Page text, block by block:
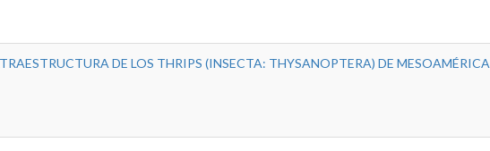
DE LOS THRIPS (INSECTA: THYSANOPTERA) DE MESOAMÉRICA